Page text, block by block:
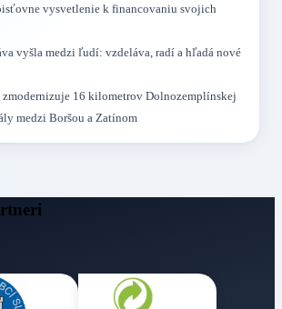
vysvetlenie k financovaniu svojich
vyšla medzi ľudí: vzdeláva, radí a hľadá nové
zmodernizuje 16 kilometrov Dolnozemplínskej
medzi Boršou a Zatínom